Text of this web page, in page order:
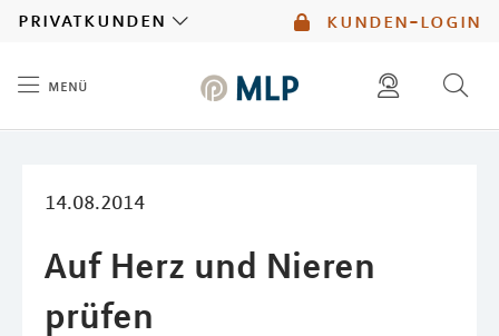
kunden-login
privatkunden
menü
14.08.2014
Auf Herz und Nieren
prüfen